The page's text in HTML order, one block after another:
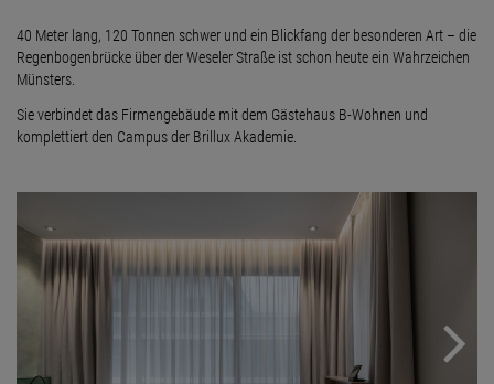
40 Meter lang, 120 Tonnen schwer und ein Blickfang der besonderen Art – die
Regenbogenbrücke über der Weseler Straße ist schon heute ein Wahrzeichen
Münsters.
Sie verbindet das Firmengebäude mit dem Gästehaus B-Wohnen und
komplettiert den Campus der Brillux Akademie.